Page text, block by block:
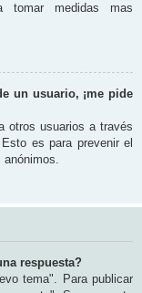
tomar medidas mas
un usuario, ¡me pide
otros usuarios a través
es para prevenir el
anónimos.
respuesta?
tema". Para publicar